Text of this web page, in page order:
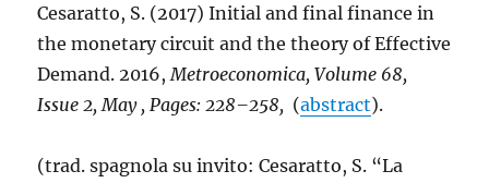
Cesaratto, S. (2017) Initial and final finance in
the monetary circuit and the theory of Effective
Demand. 2016, Metroeconomica, Volume 68,
Issue 2, May , Pages: 228–258, (abstract).
(trad. spagnola su invito: Cesaratto, S. “La